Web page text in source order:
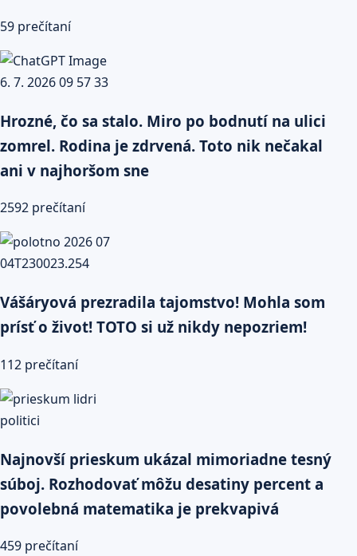
59 prečítaní
Hrozné, čo sa stalo. Miro po bodnutí na ulici
zomrel. Rodina je zdrvená. Toto nik nečakal
ani v najhoršom sne
2592 prečítaní
Vášáryová prezradila tajomstvo! Mohla som
prísť o život! TOTO si už nikdy nepozriem!
112 prečítaní
Najnovší prieskum ukázal mimoriadne tesný
súboj. Rozhodovať môžu desatiny percent a
povolebná matematika je prekvapivá
459 prečítaní